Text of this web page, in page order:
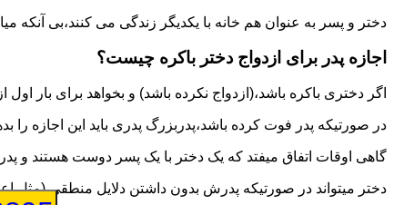
دختر و پسر به عنوان هم خانه با یکدیگر زندگی می کنند،بی آنکه
اجازه پدر برای ازدواج دختر باکره چیست؟
اگر دختری باکره باشد،(ازدواج نکرده باشد) و بخواهد برای بار اول
در صورتیکه پدر فوت کرده باشد،پدربزرگ پدری باید این اجازه را
گاهی اوقات اتفاق میفتد که یک دختر با یک پسر دوست هستند و
دختر میتواند در صورتیکه پدرش بدون داشتن دلایل منطقی (مثل